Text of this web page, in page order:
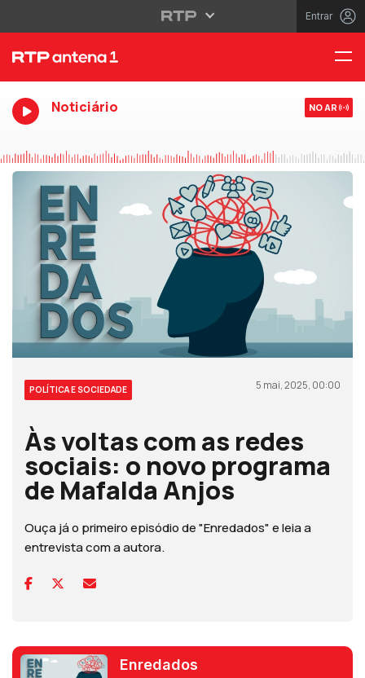
Entrar
Noticiário NO AR
POLÍTICA E SOCIEDADE 5 mai, 2025, 00:00
Às voltas com as redes
sociais: o novo programa
de Mafalda Anjos
Ouça já o primeiro episódio de "Enredados" e leia a
entrevista com a autora.
Enredados